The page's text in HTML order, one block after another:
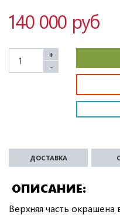
140 000 руб
+
-
ОПИСАНИЕ
ДОСТАВКА
Верхняя часть